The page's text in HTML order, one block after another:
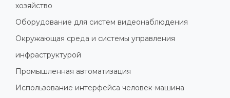
хозяйство
Оборудование для систем видеонаблюдения
Окружающая среда и системы управления
инфраструктурой
Промышленная автоматизация
Использование интерфейса человек-машина